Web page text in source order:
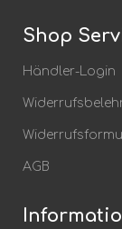
Shop
Händler-Login
AGB